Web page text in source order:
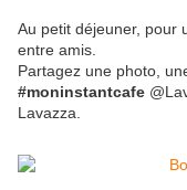
Au petit déjeuner, pour
entre amis.
Partagez une photo,
#moninstantcafe
Lavazza.